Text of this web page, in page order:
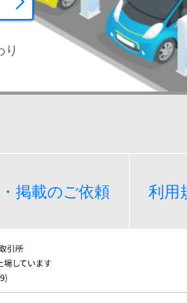
り
掲載のご依頼 利用